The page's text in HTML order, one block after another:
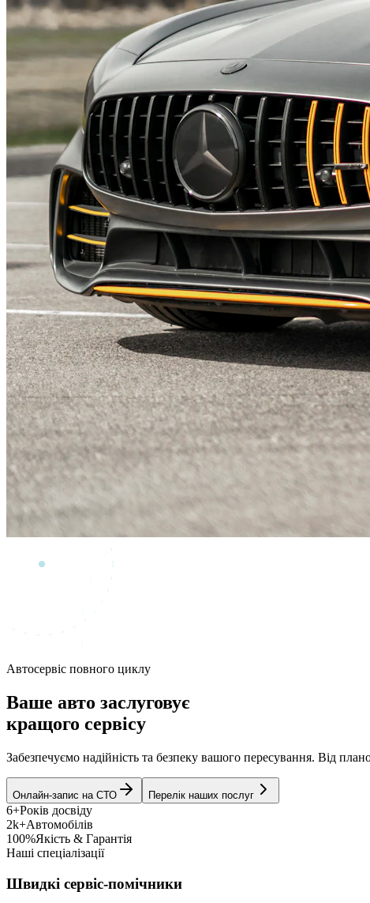
Автосервіс повного циклу
Ваше авто заслуговує
кращого сервісу
Забезпечуємо надійність та безпеку вашого пересування. Від
Онлайн-запис на СТО Перелік наших послуг
6+Років досвіду
2k+Автомобілів
100%Якість & Гарантія
Наші спеціалізації
Швидкі сервіс-помічники